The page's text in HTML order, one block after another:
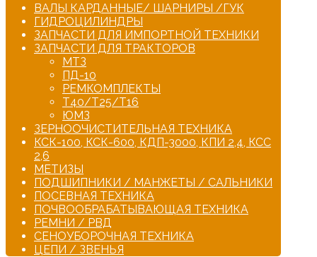
ВАЛЫ КАРДАННЫЕ/ ШАРНИРЫ /ГУК
ГИДРОЦИЛИНДРЫ
ЗАПЧАСТИ ДЛЯ ИМПОРТНОЙ ТЕХНИКИ
ЗАПЧАСТИ ДЛЯ ТРАКТОРОВ
МТЗ
ПД-10
РЕМКОМПЛЕКТЫ
Т40/Т25/Т16
ЮМЗ
ЗЕРНООЧИСТИТЕЛЬНАЯ ТЕХНИКА
КСК-100, КСК-600, КДП-3000, КПИ 2,4, КСС
2,6
МЕТИЗЫ
ПОДШИПНИКИ / МАНЖЕТЫ / САЛЬНИКИ
ПОСЕВНАЯ ТЕХНИКА
ПОЧВООБРАБАТЫВАЮЩАЯ ТЕХНИКА
РЕМНИ / РВД
СЕНОУБОРОЧНАЯ ТЕХНИКА
ЦЕПИ / ЗВЕНЬЯ